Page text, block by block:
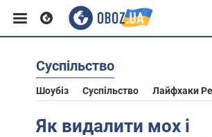
Європа
США
Суспільство
Шоубіз Суспільство Лайфхаки
Як видалити мох і